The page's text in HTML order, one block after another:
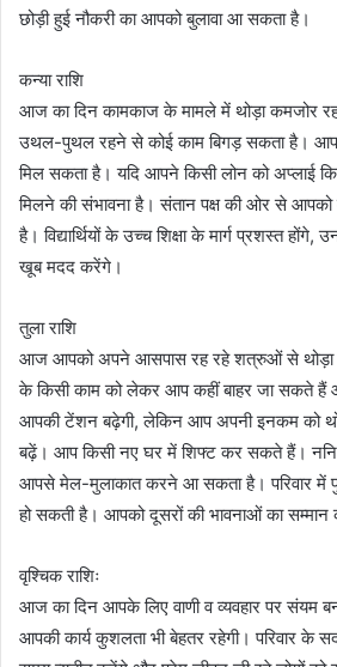
छोड़ी हुई नौकरी का आपको बुलावा आ सकता है।
कन्या राशि
आज का दिन कामकाज के मामले में थोड़ा कमजोर
उथल-पुथल रहने से कोई काम बिगड़ सकता है।
मिल सकता है। यदि आपने किसी लोन को अप्लाई
मिलने की संभावना है। संतान पक्ष की ओर से
है। विद्यार्थियों के उच्च शिक्षा के मार्ग प्रशस्त
खूब मदद करेंगे।
तुला राशि
आज आपको अपने आसपास रह रहे शत्रुओं से थोड़ा
के किसी काम को लेकर आप कहीं बाहर जा सकते
आपकी टेंशन बढ़ेगी, लेकिन आप अपनी इनकम को
बढ़ें। आप किसी नए घर में शिफ्ट कर सकते हैं।
आपसे मेल-मुलाकात करने आ सकता है। परिवार में
हो सकती है। आपको दूसरों की भावनाओं का सम्मान
वृश्चिक राशिः
आज का दिन आपके लिए वाणी व व्यवहार पर संयम
आपकी कार्य कुशलता भी बेहतर रहेगी। परिवार